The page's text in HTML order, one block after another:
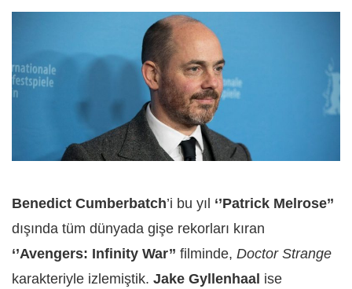
Benedict Cumberbatch’i bu yıl ‘’Patrick Melrose’’
dışında tüm dünyada gişe rekorları kıran
‘’Avengers: Infinity War’’ filminde, Doctor Strange
karakteriyle izlemiştik. Jake Gyllenhaal ise